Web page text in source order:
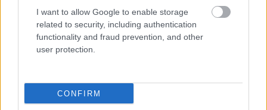
I want to allow Google to enable storage
related to security, including authentication
functionality and fraud prevention, and other
user protection.
CONFIRM